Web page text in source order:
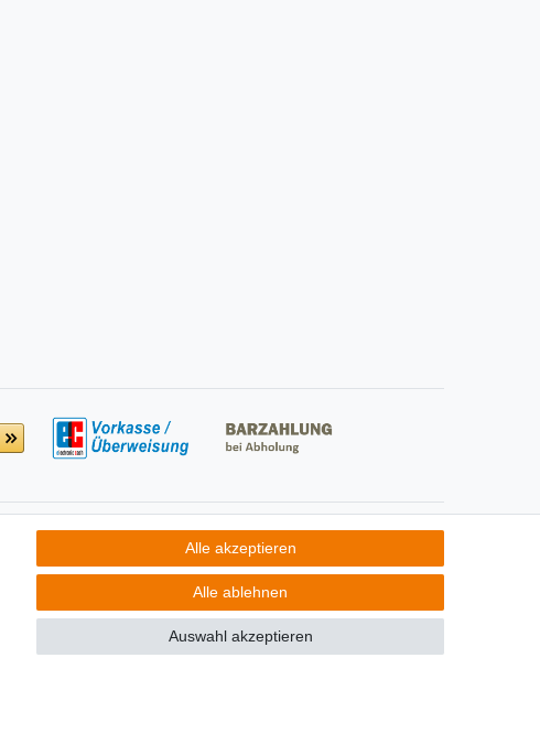
Social Media
Alle akzeptieren
Alle ablehnen
Auswahl akzeptieren